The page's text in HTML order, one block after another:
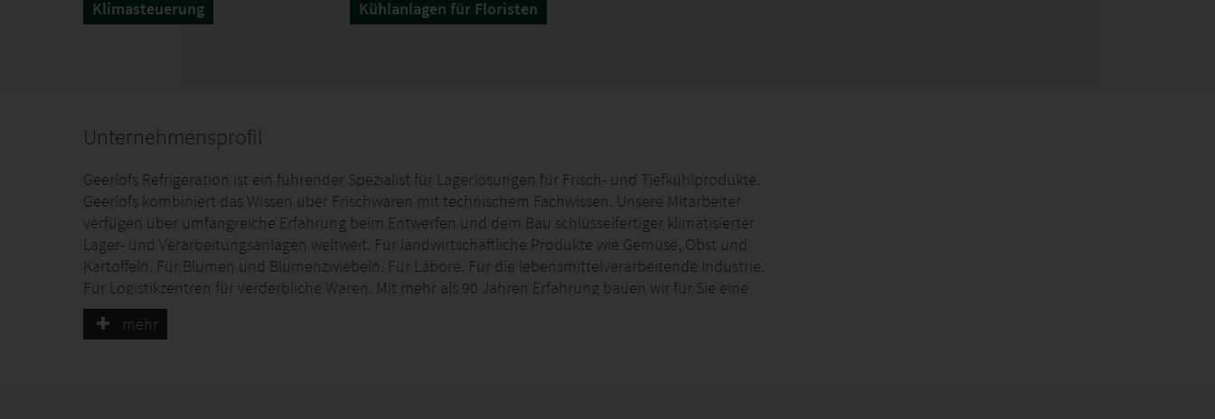
Klimasteuerung Kühlanlagen für Floristen
Unternehmensprofil
Geerlofs Refrigeration ist ein führender Spezialist für Lagerlösungen für Frisch- und Tiefkühlprodukte.
Geerlofs kombiniert das Wissen über Frischwaren mit technischem Fachwissen. Unsere Mitarbeiter
verfügen über umfangreiche Erfahrung beim Entwerfen und dem Bau schlüsselfertiger klimatisierter
Lager- und Verarbeitungsanlagen weltweit. Für landwirtschaftliche Produkte wie Gemüse, Obst und
Kartoffeln. Für Blumen und Blumenzwiebeln. Für Labore. Für die lebensmittelverarbeitende Industrie.
Für Logistikzentren für verderbliche Waren. Mit mehr als 90 Jahren Erfahrung bauen wir für Sie eine
Kühl-/Tiefkühlzelle oder eine Keim-/Klimaräume.
mehr